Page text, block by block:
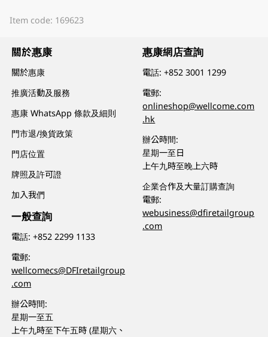
Item code: 169623
關於惠康
關於惠康
推廣活動及服務
惠康 WhatsApp 條款及細則
門市退/換貨政策
門店位置
牌照及許可證
加入我們
一般查詢
電話:+852 2299 1133
電郵:
wellcomecs@DFIretailgroup
.com
辦公時間:
星期一至五
上午九時至下午五時 (星期六、
惠康網店查詢
電話:+852 3001 1299
電郵:
onlineshop@wellcome.com
.hk
辦公時間:
星期一至日
上午九時至晚上六時
企業合作及大量訂購查詢
電郵:
webusiness@dfiretailgroup
.com